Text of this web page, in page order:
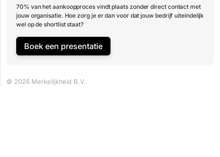
70% van het aankoopproces vindt plaats zonder direct contact met
jouw organisatie. Hoe zorg je er dan voor dat jouw bedrijf uiteindelijk
wel op de shortlist staat?
Boek een presentatie
© 2026 Merkelijkheid B.V.